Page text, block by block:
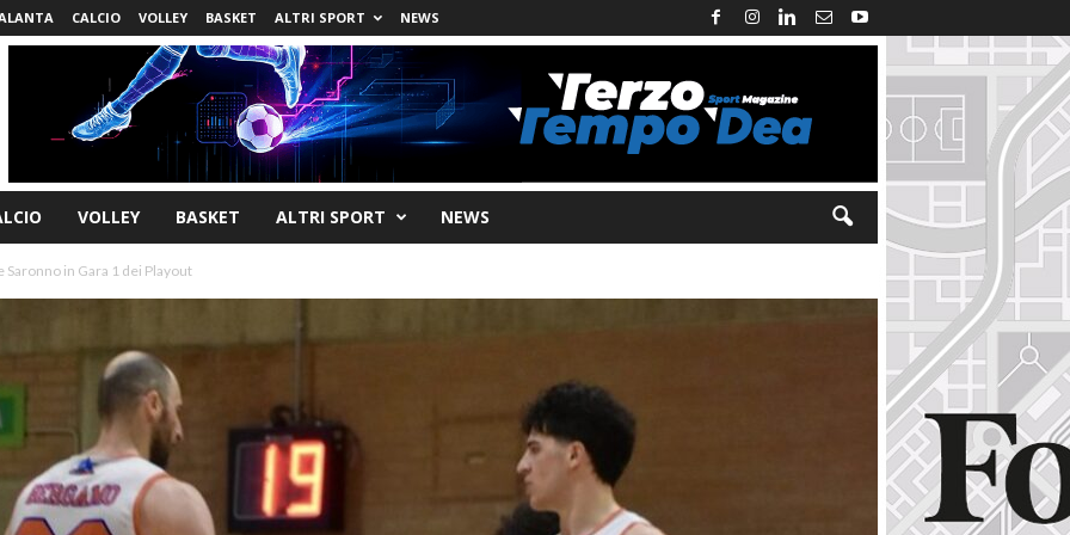
CALCIO VOLLEY BASKET ALTRI SPORT NEWS
VOLLEY BASKET ALTRI SPORT NEWS
Saronno in Gara 1 dei Playout